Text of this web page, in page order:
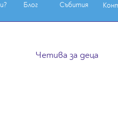
Блог Събития
Четива за деца